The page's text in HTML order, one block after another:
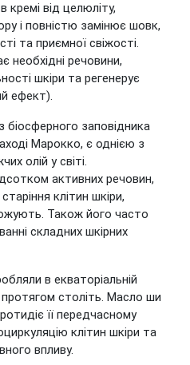
від целюліту,
і повністю замінює шовк,
та приємної свіжості.
речовини,
шкіри та регенерує
ефект).
біосферного заповідника
Марокко, є однією з
олій у світі.
активних речовин,
клітин шкіри,
Також його часто
складних шкірних
в екваторіальній
століть. Масло ши
її передчасному
клітин шкіри та
впливу.